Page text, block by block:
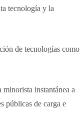
tecnología y la
de tecnologías como
instantánea a
públicas de carga e